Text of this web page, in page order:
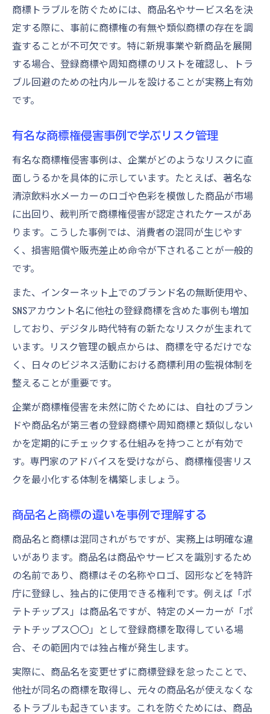
周知商標を活かした知的財産の守り方
商標権侵害が周知商標に及ぼす影響
実際の商標権トラブル対処のヒント
商標権トラブル事例に学ぶ解決アプローチ
登録商標の活用でトラブルを予防する方法
商標権トラブル時の迅速な対応策とは
登録商標の扱いとリスク管理術
登録商標の事例から見るリスク管理の要点
商標登録がもたらすビジネス上の利点
トラブル事例で学ぶ登録商標の注意点
登録商標の扱い方で失敗しないために
商標トラブルを防ぐためには、商品名やサービス名を決
定する際に、事前に商標権の有無や類似商標の存在を調
査することが不可欠です。特に新規事業や新商品を展開
する場合、登録商標や周知商標のリストを確認し、トラ
ブル回避のための社内ルールを設けることが実務上有効
です。
有名な商標権侵害事例で学ぶリスク管理
有名な商標権侵害事例は、企業がどのようなリスクに直
面しうるかを具体的に示しています。たとえば、著名な
清涼飲料水メーカーのロゴや色彩を模倣した商品が市場
に出回り、裁判所で商標権侵害が認定されたケースがあ
ります。こうした事例では、消費者の混同が生じやす
く、損害賠償や販売差止め命令が下されることが一般的
です。
また、インターネット上でのブランド名の無断使用や、
SNSアカウント名に他社の登録商標を含めた事例も増加
しており、デジタル時代特有の新たなリスクが生まれて
います。リスク管理の観点からは、商標を守るだけでな
く、日々のビジネス活動における商標利用の監視体制を
整えることが重要です。
企業が商標権侵害を未然に防ぐためには、自社のブラン
ドや商品名が第三者の登録商標や周知商標と類似しない
かを定期的にチェックする仕組みを持つことが有効で
す。専門家のアドバイスを受けながら、商標権侵害リス
クを最小化する体制を構築しましょう。
商品名と商標の違いを事例で理解する
商品名と商標は混同されがちですが、実務上は明確な違
いがあります。商品名は商品やサービスを識別するため
の名前であり、商標はその名称やロゴ、図形などを特許
庁に登録し、独占的に使用できる権利です。例えば「ポ
テトチップス」は商品名ですが、特定のメーカーが「ポ
テトチップス〇〇」として登録商標を取得している場
合、その範囲内では独占権が発生します。
実際に、商品名を変更せずに商標登録を怠ったことで、
他社が同名の商標を取得し、元々の商品名が使えなくな
るトラブルも起きています。これを防ぐためには、商品